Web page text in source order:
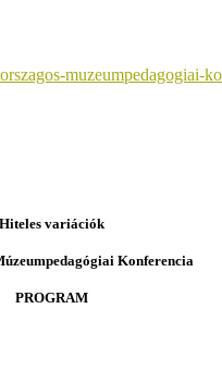
muzeumpedagogiai-
Hiteles variációk
Konferencia
PROGRAM